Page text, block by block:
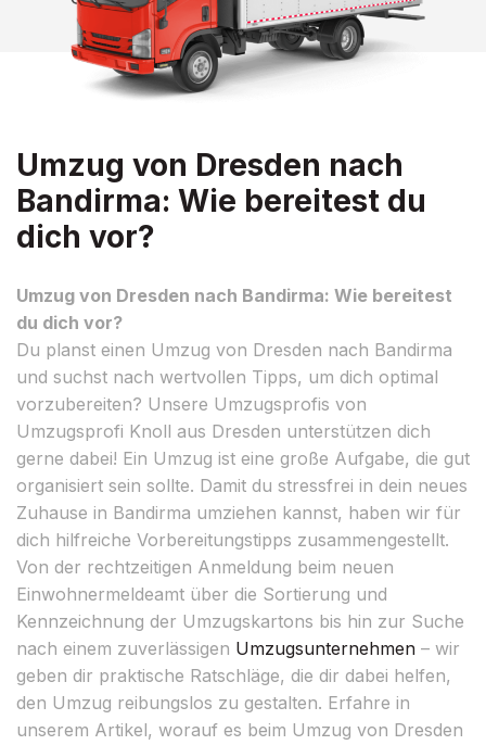
Umzug von Dresden nach
Bandirma: Wie bereitest du
dich vor?
Umzug von Dresden nach Bandirma: Wie bereitest
du dich vor?
Du planst einen Umzug von Dresden nach Bandirma
und suchst nach wertvollen Tipps, um dich optimal
vorzubereiten? Unsere Umzugsprofis von
Umzugsprofi Knoll aus Dresden unterstützen dich
gerne dabei! Ein Umzug ist eine große Aufgabe, die gut
organisiert sein sollte. Damit du stressfrei in dein neues
Zuhause in Bandirma umziehen kannst, haben wir für
dich hilfreiche Vorbereitungstipps zusammengestellt.
Von der rechtzeitigen Anmeldung beim neuen
Einwohnermeldeamt über die Sortierung und
Kennzeichnung der Umzugskartons bis hin zur Suche
nach einem zuverlässigen Umzugsunternehmen – wir
geben dir praktische Ratschläge, die dir dabei helfen,
den Umzug reibungslos zu gestalten. Erfahre in
unserem Artikel, worauf es beim Umzug von Dresden